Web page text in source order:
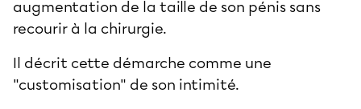
augmentation de la taille de son pénis sans
recourir à la chirurgie.
Il décrit cette démarche comme une
"customisation" de son intimité.